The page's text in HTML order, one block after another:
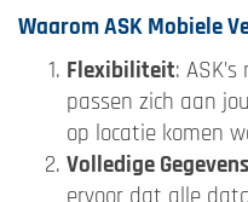
Waarom ASK Mobiele
Flexibiliteit:
passen zich aan
op locatie komen
Volledige